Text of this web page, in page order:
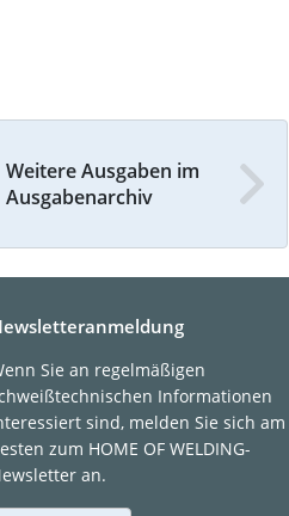
Weitere Ausgaben im
Ausgabenarchiv
Sie an regelmäßigen
Informationen
sind, melden Sie sich am
zum HOME OF WELDING-
an.